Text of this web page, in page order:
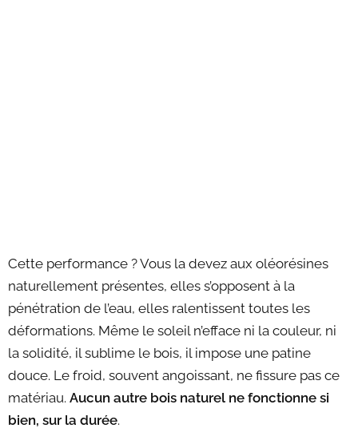
Cette performance ? Vous la devez aux oléorésines
naturellement présentes, elles s’opposent à la
pénétration de l’eau, elles ralentissent toutes les
déformations. Même le soleil n’efface ni la couleur, ni
la solidité, il sublime le bois, il impose une patine
douce. Le froid, souvent angoissant, ne fissure pas ce
matériau. Aucun autre bois naturel ne fonctionne si
bien, sur la durée.